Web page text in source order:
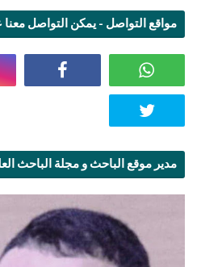
مواقع التواصل - يمكن التواصل
مدير موقع الباحث و مجلة الباحث